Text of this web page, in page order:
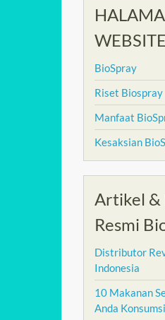
WEBSITE
BioSpray
Riset Biospray
Manfaat
Kesaksian
Artikel &
Resmi
Distributor
Indonesia
10 Makanan
Anda Konsumsi